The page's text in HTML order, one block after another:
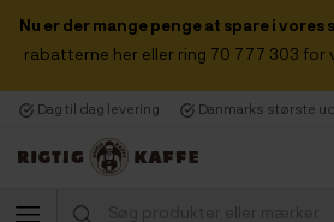
Nu er der mange penge at spare i
rabatterne her eller ring 70 777 303 for
Dag til dag levering Danmarks største